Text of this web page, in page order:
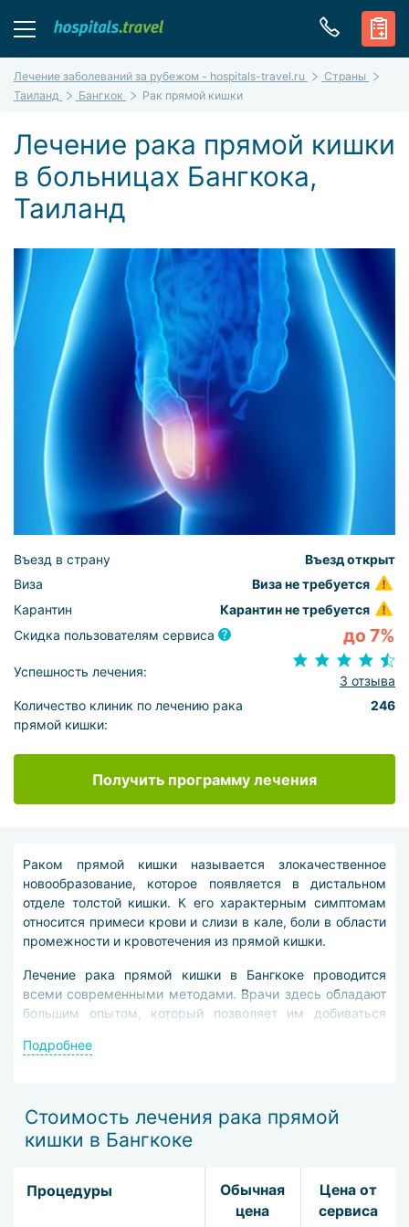
Лечение заболеваний за рубежом - hospitals-travel.ru
Страны
Таиланд
Бангкок Рак прямой кишки
Лечение рака прямой кишки
в больницах Бангкока,
Таиланд
Въезд в страну
Въезд открыт
Виза
Виза не требуется
Карантин
Карантин не требуется
Скидка пользователям сервиса
до 7%
Успешность лечения:
3 отзыва
Количество клиник по лечению рака
прямой кишки:
246
Получить программу лечения
Раком прямой кишки называется злокачественное
новообразование, которое появляется в дистальном
отделе толстой кишки. К его характерным симптомам
относится примеси крови и слизи в кале, боли в области
промежности и кровотечения из прямой кишки.
Лечение рака прямой кишки в Бангкоке проводится
всеми современными методами. Врачи здесь обладают
большим опытом, который позволяет им добиваться
протекает и как именно её стоит лечить.
биохимический анализ крови на онкомаркеры;
Подробнее
Стоимость лечения рака прямой
кишки в Бангкоке
Процедуры
Обычная
цена
Цена от
сервиса